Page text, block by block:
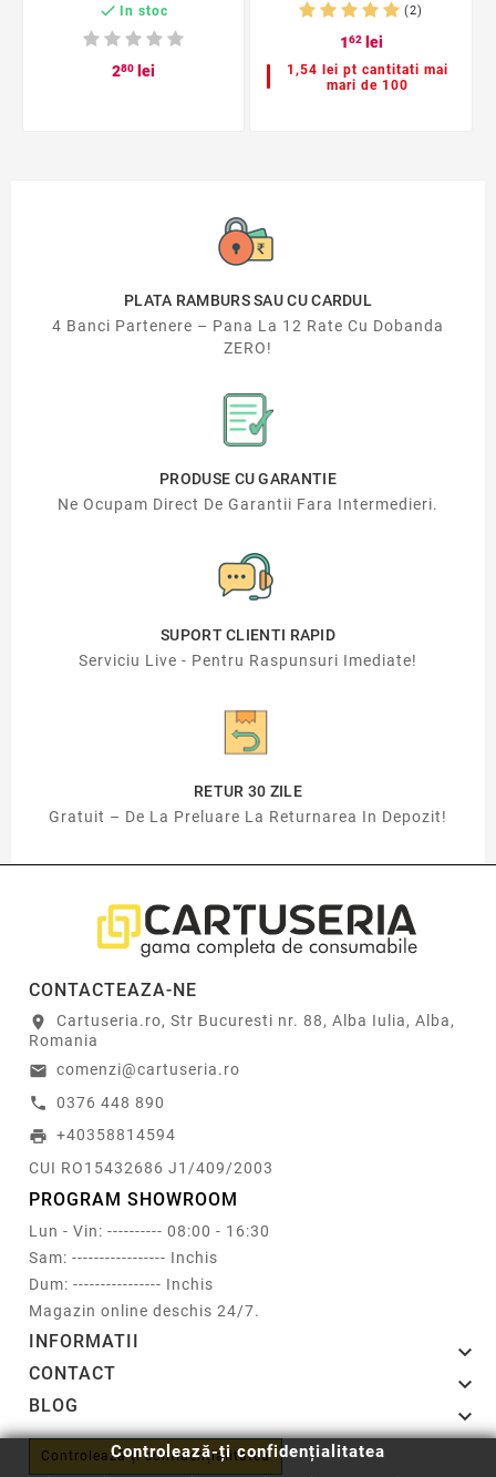
 In stoc
280lei
(2)
162lei
1,54 lei pt cantitati mai
mari de 100
PLATA RAMBURS SAU CU CARDUL
4 Banci Partenere – Pana La 12 Rate Cu Dobanda
ZERO!
PRODUSE CU GARANTIE
Ne Ocupam Direct De Garantii Fara Intermedieri.
SUPORT CLIENTI RAPID
Serviciu Live - Pentru Raspunsuri Imediate!
RETUR 30 ZILE
Gratuit – De La Preluare La Returnarea In Depozit!
CONTACTEAZA-NE
location_on
Cartuseria.ro, Str Bucuresti nr. 88, Alba Iulia, Alba,
Romania
email comenzi@cartuseria.ro
call 0376 448 890
print +40358814594
CUI RO15432686 J1/409/2003
PROGRAM SHOWROOM
Lun - Vin: ---------- 08:00 - 16:30
Sam: ----------------- Inchis
Dum: ---------------- Inchis
Magazin online deschis 24/7.
INFORMATII 
CONTACT 
BLOG 
Controlează-ți confidențialitatea
Controlează-ți confidențialitatea